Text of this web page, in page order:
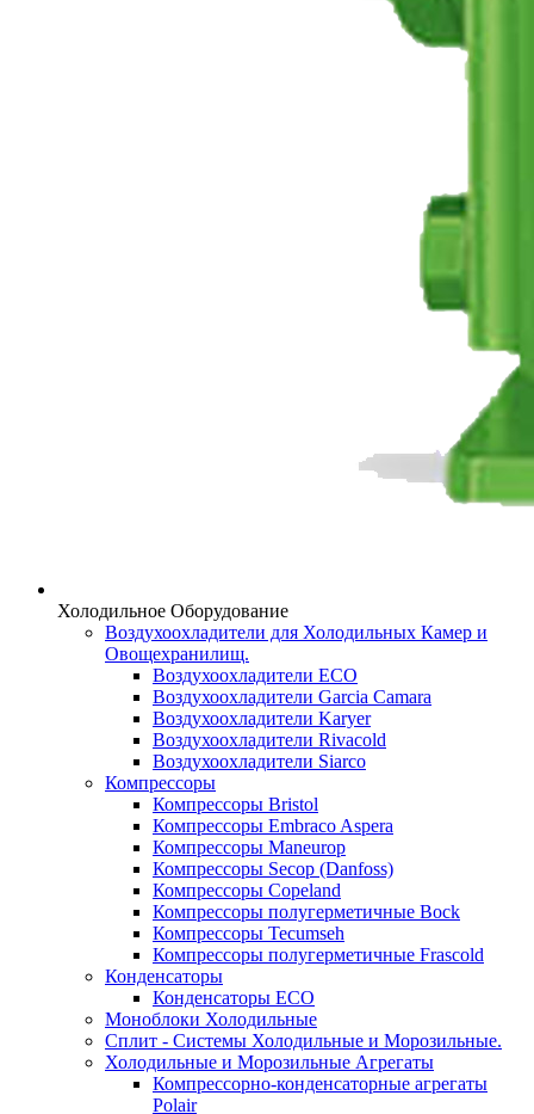
Холодильное Оборудование
Воздухоохладители для Холодильных Камер и
Овощехранилищ.
Воздухоохладители ECO
Воздухоохладители Garcia Camara
Воздухоохладители Karyer
Воздухоохладители Rivacold
Воздухоохладители Siarco
Компрессоры
Компрессоры Bristol
Компрессоры Embraco Aspera
Компрессоры Maneurop
Компрессоры Secop (Danfoss)
Компрессоры Copeland
Компрессоры полугерметичные Bock
Компрессоры Tecumseh
Компрессоры полугерметичные Frascold
Конденсаторы
Конденсаторы ECO
Моноблоки Холодильные
Сплит - Системы Холодильные и Морозильные.
Холодильные и Морозильные Агрегаты
Компрессорно-конденсаторные агрегаты
Polair